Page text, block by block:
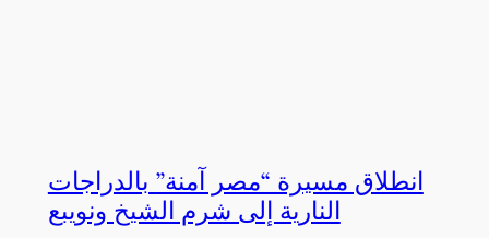
انطلاق مسيرة “مصر آمنة” بالدراجات
النارية إلى شرم الشيخ ونويبع